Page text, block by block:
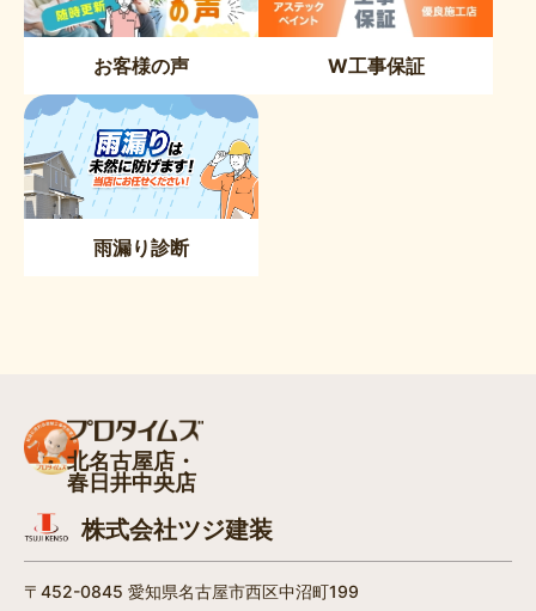
お客様の声 W工事保証
雨漏り診断
北名古屋店・
春日井中央店
株式会社ツジ建装
〒452-0845 愛知県名古屋市西区中沼町199